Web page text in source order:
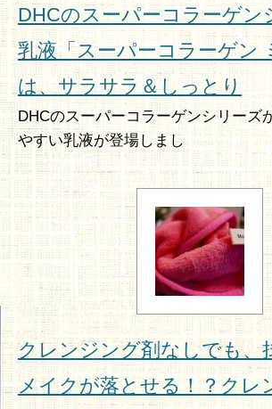
DHCのスーパーコラーゲン
乳液「スーパーコラーゲン
は、サラサラ＆しっとり
DHCのスーパーコラーゲンシリーズ
やすい乳液が登場しまし
クレンジング剤なしでも、
メイクが落とせる！？クレ